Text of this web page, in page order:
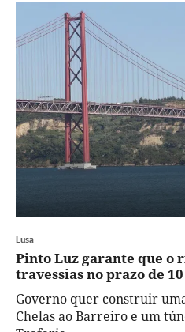
Lusa
Pinto Luz garante que o
travessias no prazo de
Governo quer construir
Chelas ao Barreiro e um